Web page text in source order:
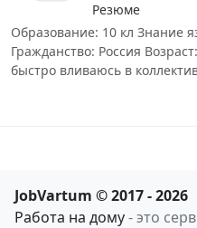
Резюме
Образование: 10 кл Знание
Гражданство: Россия
быстро вливаюсь в
JobVartum © 2017 - 2026
Работа на дому- это